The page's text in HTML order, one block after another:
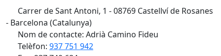
Carrer de Sant Antoni, 1 - 08769 Castellví de Rosanes
- Barcelona (Catalunya)
Nom de contacte: Adrià Camino Fideu
Telèfon: 937 751 942